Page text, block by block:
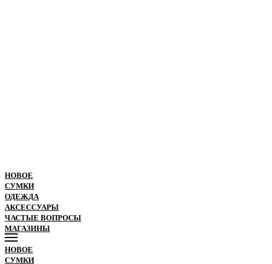
НОВОЕ
СУМКИ
ОДЕЖДА
АКСЕССУАРЫ
ЧАСТЫЕ ВОПРОСЫ
МАГАЗИНЫ
НОВОЕ
СУМКИ